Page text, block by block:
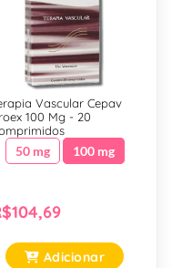
Vascular Cepav
100 Mg - 20
50 mg 100 mg
Adicionar